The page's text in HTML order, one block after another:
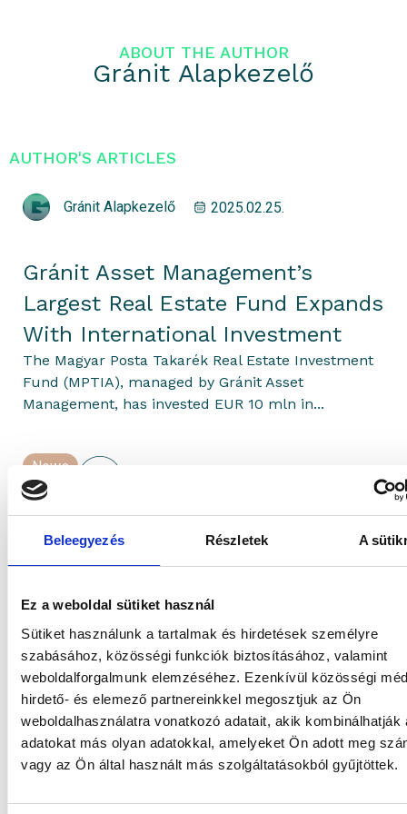
Beleegyezés Részletek A
Ez a weboldal sütiket használ
Sütiket használunk a tartalmak és hirdetések személyre
szabásához, közösségi funkciók biztosításához, valamint
weboldalforgalmunk elemzéséhez. Ezenkívül közösségi
hirdető- és elemező partnereinkkel megosztjuk az Ön
weboldalhasználatra vonatkozó adatait, akik kombinálhatják
adatokat más olyan adatokkal, amelyeket Ön adott meg
vagy az Ön által használt más szolgáltatásokból gyűjtöttek.
ABOUT THE AUTHOR
Gránit Alapkezelő
AUTHOR'S ARTICLES
Gránit Alapkezelő 2025.02.25.
Gránit Asset Management’s
Largest Real Estate Fund Expands
With International Investment
The Magyar Posta Takarék Real Estate Investment
Fund (MPTIA), managed by Gránit Asset
Management, has invested EUR 10 mln in...
News
Gránit Asset Management Joins
Golden Visa Program to Boost
Hungarian Property Market
Gránit Asset Management has been added to the
Constitution Protection Office’s list of qualified
market operators, thus enabling its participation...